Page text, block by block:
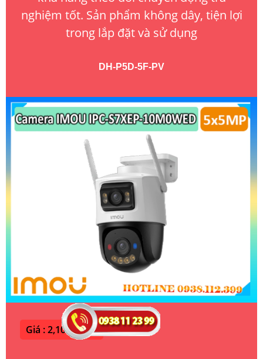
nghiệm tốt. Sản phẩm không dây, tiện lợi
trong lắp đặt và sử dụng
DH-P5D-5F-PV
Giá : 2,100,000 ₫